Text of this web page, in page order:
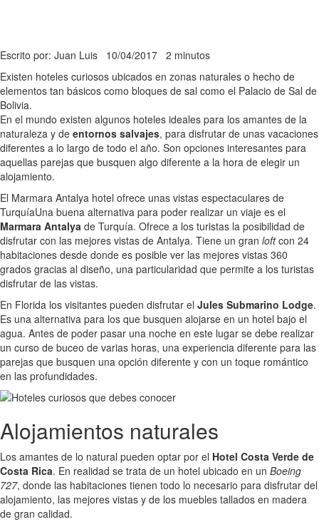
Escrito por: Juan Luis 10/04/2017 2 minutos
Existen hoteles curiosos ubicados en zonas naturales o hecho de
elementos tan básicos como bloques de sal como el Palacio de Sal de
Bolivia.
En el mundo existen algunos hoteles ideales para los amantes de la
naturaleza y de entornos salvajes, para disfrutar de unas vacaciones
diferentes a lo largo de todo el año. Son opciones interesantes para
aquellas parejas que busquen algo diferente a la hora de elegir un
alojamiento.
El Marmara Antalya hotel ofrece unas vistas espectaculares de
TurquíaUna buena alternativa para poder realizar un viaje es el
Marmara Antalya de Turquía. Ofrece a los turistas la posibilidad de
disfrutar con las mejores vistas de Antalya. Tiene un gran loftcon 24
habitaciones desde donde es posible ver las mejores vistas 360
grados gracias al diseño, una particularidad que permite a los turistas
disfrutar de las vistas.
En Florida los visitantes pueden disfrutar el Jules Submarino Lodge.
Es una alternativa para los que busquen alojarse en un hotel bajo el
agua. Antes de poder pasar una noche en este lugar se debe realizar
un curso de buceo de varias horas, una experiencia diferente para las
parejas que busquen una opción diferente y con un toque romántico
en las profundidades.
Alojamientos naturales
Los amantes de lo natural pueden optar por el Hotel Costa Verde de
Costa Rica. En realidad se trata de un hotel ubicado en un Boeing
727, donde las habitaciones tienen todo lo necesario para disfrutar del
alojamiento, las mejores vistas y de los muebles tallados en madera
de gran calidad.